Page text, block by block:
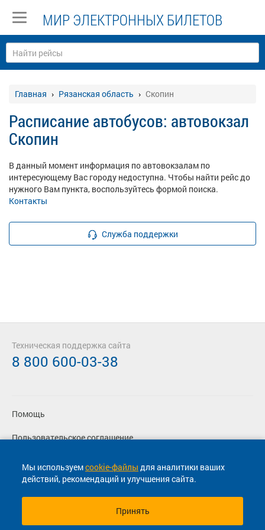
МИР ЭЛЕКТРОННЫХ БИЛЕТОВ
Главная Рязанская область Скопин
Расписание автобусов: автовокзал
Скопин
В данный момент информация по автовокзалам по
интересующему Вас городу недоступна. Чтобы найти рейс до
нужного Вам пункта, воспользуйтесь формой поиска.
Контакты
Служба поддержки
Мы используемcookie-файлы для аналитики ваших
действий, рекомендаций и улучшения сайта.
Принять
Помощь
Пользовательское соглашение
Политика конфиденциальности
Согласие на маркетинговые сообщения
Техническая поддержка сайта
8 800 600-03-38
© 2013-2026, ООО "Капитал"- Онлайн сервис продажи